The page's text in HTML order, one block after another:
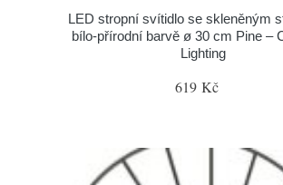
LED stropní svítidlo se skleněným
bílo-přírodní barvě ø 30 cm Pine –
Lighting
619 Kč